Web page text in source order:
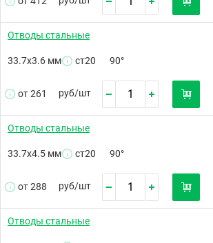
Отводы стальные
33.7х3.6 мм ст20 90°
от 261 руб/шт
Отводы стальные
33.7х4.5 мм ст20 90°
от 288 руб/шт
Отводы стальные